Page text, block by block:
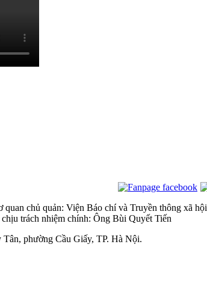
quan chủ quản: Viện Báo chí và Truyền thông xã hội
trách nhiệm chính: Ông Bùi Quyết Tiến
phường Cầu Giấy, TP. Hà Nội.